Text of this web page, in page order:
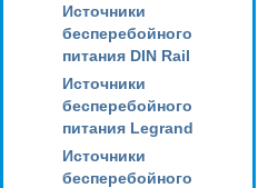
Источники
бесперебойного
питания DIN Rail
Источники
бесперебойного
питания Legrand
Источники
бесперебойного